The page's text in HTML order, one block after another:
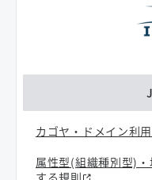
カゴヤ・ドメイン利
属性型(組織種別型)